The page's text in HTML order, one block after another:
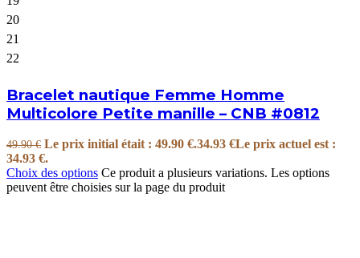
20
21
22
Bracelet nautique Femme Homme
Multicolore Petite manille – CNB #0812
49.90€ Le prix initial était : 49.90 €.34.93 €Le prix actuel est :
34.93 €.
Choix des options Ce produit a plusieurs variations. Les options
peuvent être choisies sur la page du produit